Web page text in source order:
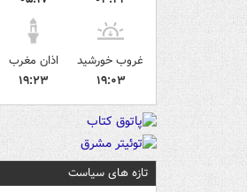
غروب خورشید
۱۹:۰۳
اذان مغرب
۱۹:۲۳
تازه های سیاست